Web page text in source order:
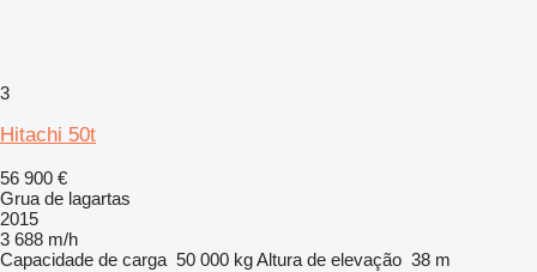
3
Hitachi 50t
56 900 €
Grua de lagartas
2015
3 688 m/h
Capacidade de carga 50 000 kgAltura de elevação 38 m